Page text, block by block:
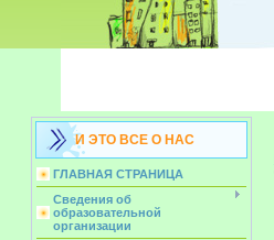
И ЭТО ВСЕ О НАС
ГЛАВНАЯ СТРАНИЦА
Сведения об
образовательной
организации